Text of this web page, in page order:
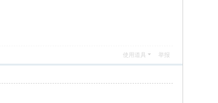
使用道具 举报